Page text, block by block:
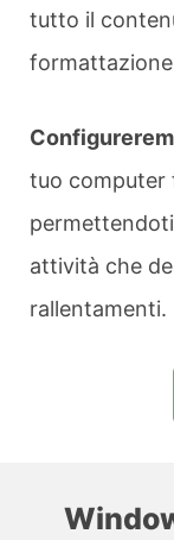
tutto il
tuo computer
attività che
rallentamenti.